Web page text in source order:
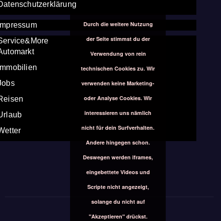
Durch die weitere Nutzung
der Seite stimmst du der
Verwendung von rein
technischen Cookies zu. Wir
verwenden keine Marketing-
oder Analyse Cookies. Wir
interessieren uns nämlich
nicht für dein Surfverhalten.
Andere hingegen schon.
Deswegen werden iframes,
eingebettete Videos und
Scripte nicht angezeigt,
solange du nicht auf
"Akzeptieren" drückst.